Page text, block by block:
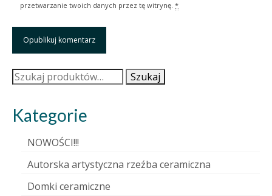
przetwarzanie twoich danych przez tę witrynę. *
Szukaj: Szukaj
Kategorie
NOWOŚCI!!!
Autorska artystyczna rzeźba ceramiczna
Domki ceramiczne